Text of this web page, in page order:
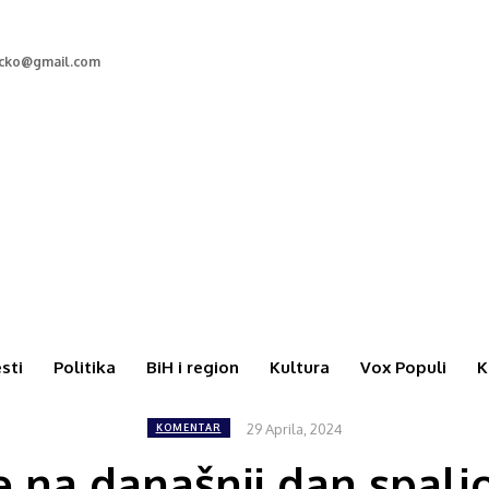
Politika BiH i region Kultura Vox Populi
KOMENTAR 29 Aprila, 2024